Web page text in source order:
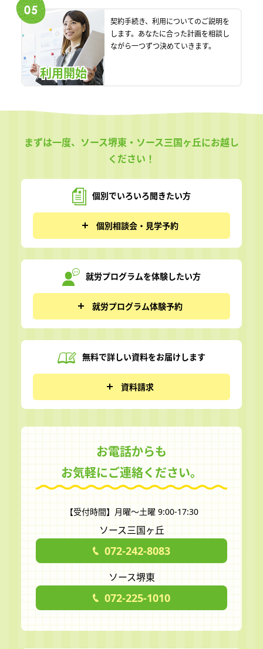
利用開始
契約手続き、利用についてのご説明を
します。あなたに合った計画を相談し
ながら一つずつ決めていきます。
まずは一度、ソース堺東・ソース三国ヶ丘にお越し
ください！
個別でいろいろ聞きたい方
個別相談会・見学予約
就労プログラムを体験したい方
就労プログラム体験予約
無料で詳しい資料をお届けします
資料請求
お電話からも
お気軽にご連絡ください。
【受付時間】月曜～土曜 9:00-17:30
ソース三国ヶ丘
072-242-8083
ソース堺東
072-225-1010